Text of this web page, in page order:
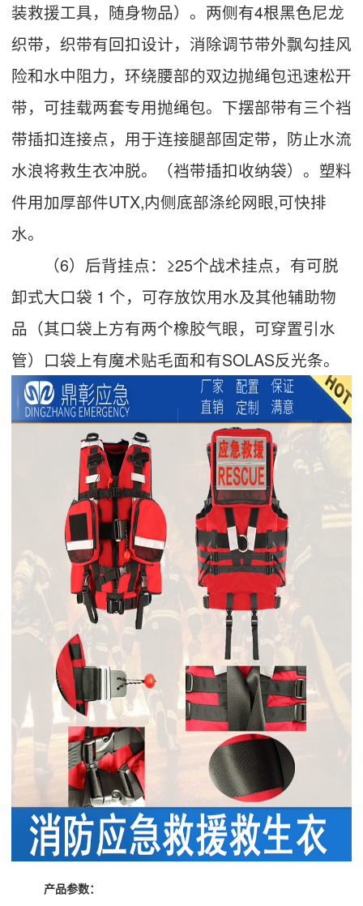
装救援工具，随身物品）。两侧有4根黑色尼龙
织带，织带有回扣设计，消除调节带外飘勾挂风
险和水中阻力，环绕腰部的双边抛绳包迅速松开
带，可挂载两套专用抛绳包。下摆部带有三个裆
带插扣连接点，用于连接腿部固定带，防止水流
水浪将救生衣冲脱。（裆带插扣收纳袋）。塑料
件用加厚部件UTX,内侧底部涤纶网眼,可快排
水。
（6）后背挂点：≥25个战术挂点，有可脱
卸式大口袋 1 个，可存放饮用水及其他辅助物
品（其口袋上方有两个橡胶气眼，可穿置引水
管）口袋上有魔术贴毛面和有SOLAS反光条。
产品参数：